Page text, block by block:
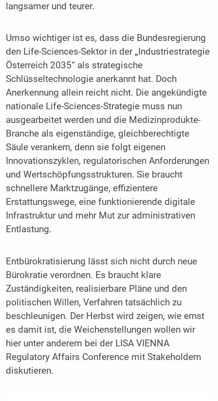
langsamer und teurer.
Umso wichtiger ist es, dass die Bundesregierung
den Life-Sciences-Sektor in der „Industriestrategie
Österreich 2035“ als strategische
Schlüsseltechnologie anerkannt hat. Doch
Anerkennung allein reicht nicht. Die angekündigte
nationale Life-Sciences-Strategie muss nun
ausgearbeitet werden und die Medizinprodukte-
Branche als eigenständige, gleichberechtigte
Säule verankern, denn sie folgt eigenen
Innovationszyklen, regulatorischen Anforderungen
und Wertschöpfungsstrukturen. Sie braucht
schnellere Marktzugänge, effizientere
Erstattungswege, eine funktionierende digitale
Infrastruktur und mehr Mut zur administrativen
Entlastung.
Entbürokratisierung lässt sich nicht durch neue
Bürokratie verordnen. Es braucht klare
Zuständigkeiten, realisierbare Pläne und den
politischen Willen, Verfahren tatsächlich zu
beschleunigen. Der Herbst wird zeigen, wie ernst
es damit ist, die Weichenstellungen wollen wir
hier unter anderem bei der LISA VIENNA
Regulatory Affairs Conference mit Stakeholdern
diskutieren.